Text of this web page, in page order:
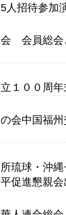
人招待参加
会 会員総会
１００周
会中国福
琉球・沖
促進懇親